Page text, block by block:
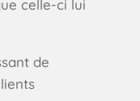
celle-ci lui
de